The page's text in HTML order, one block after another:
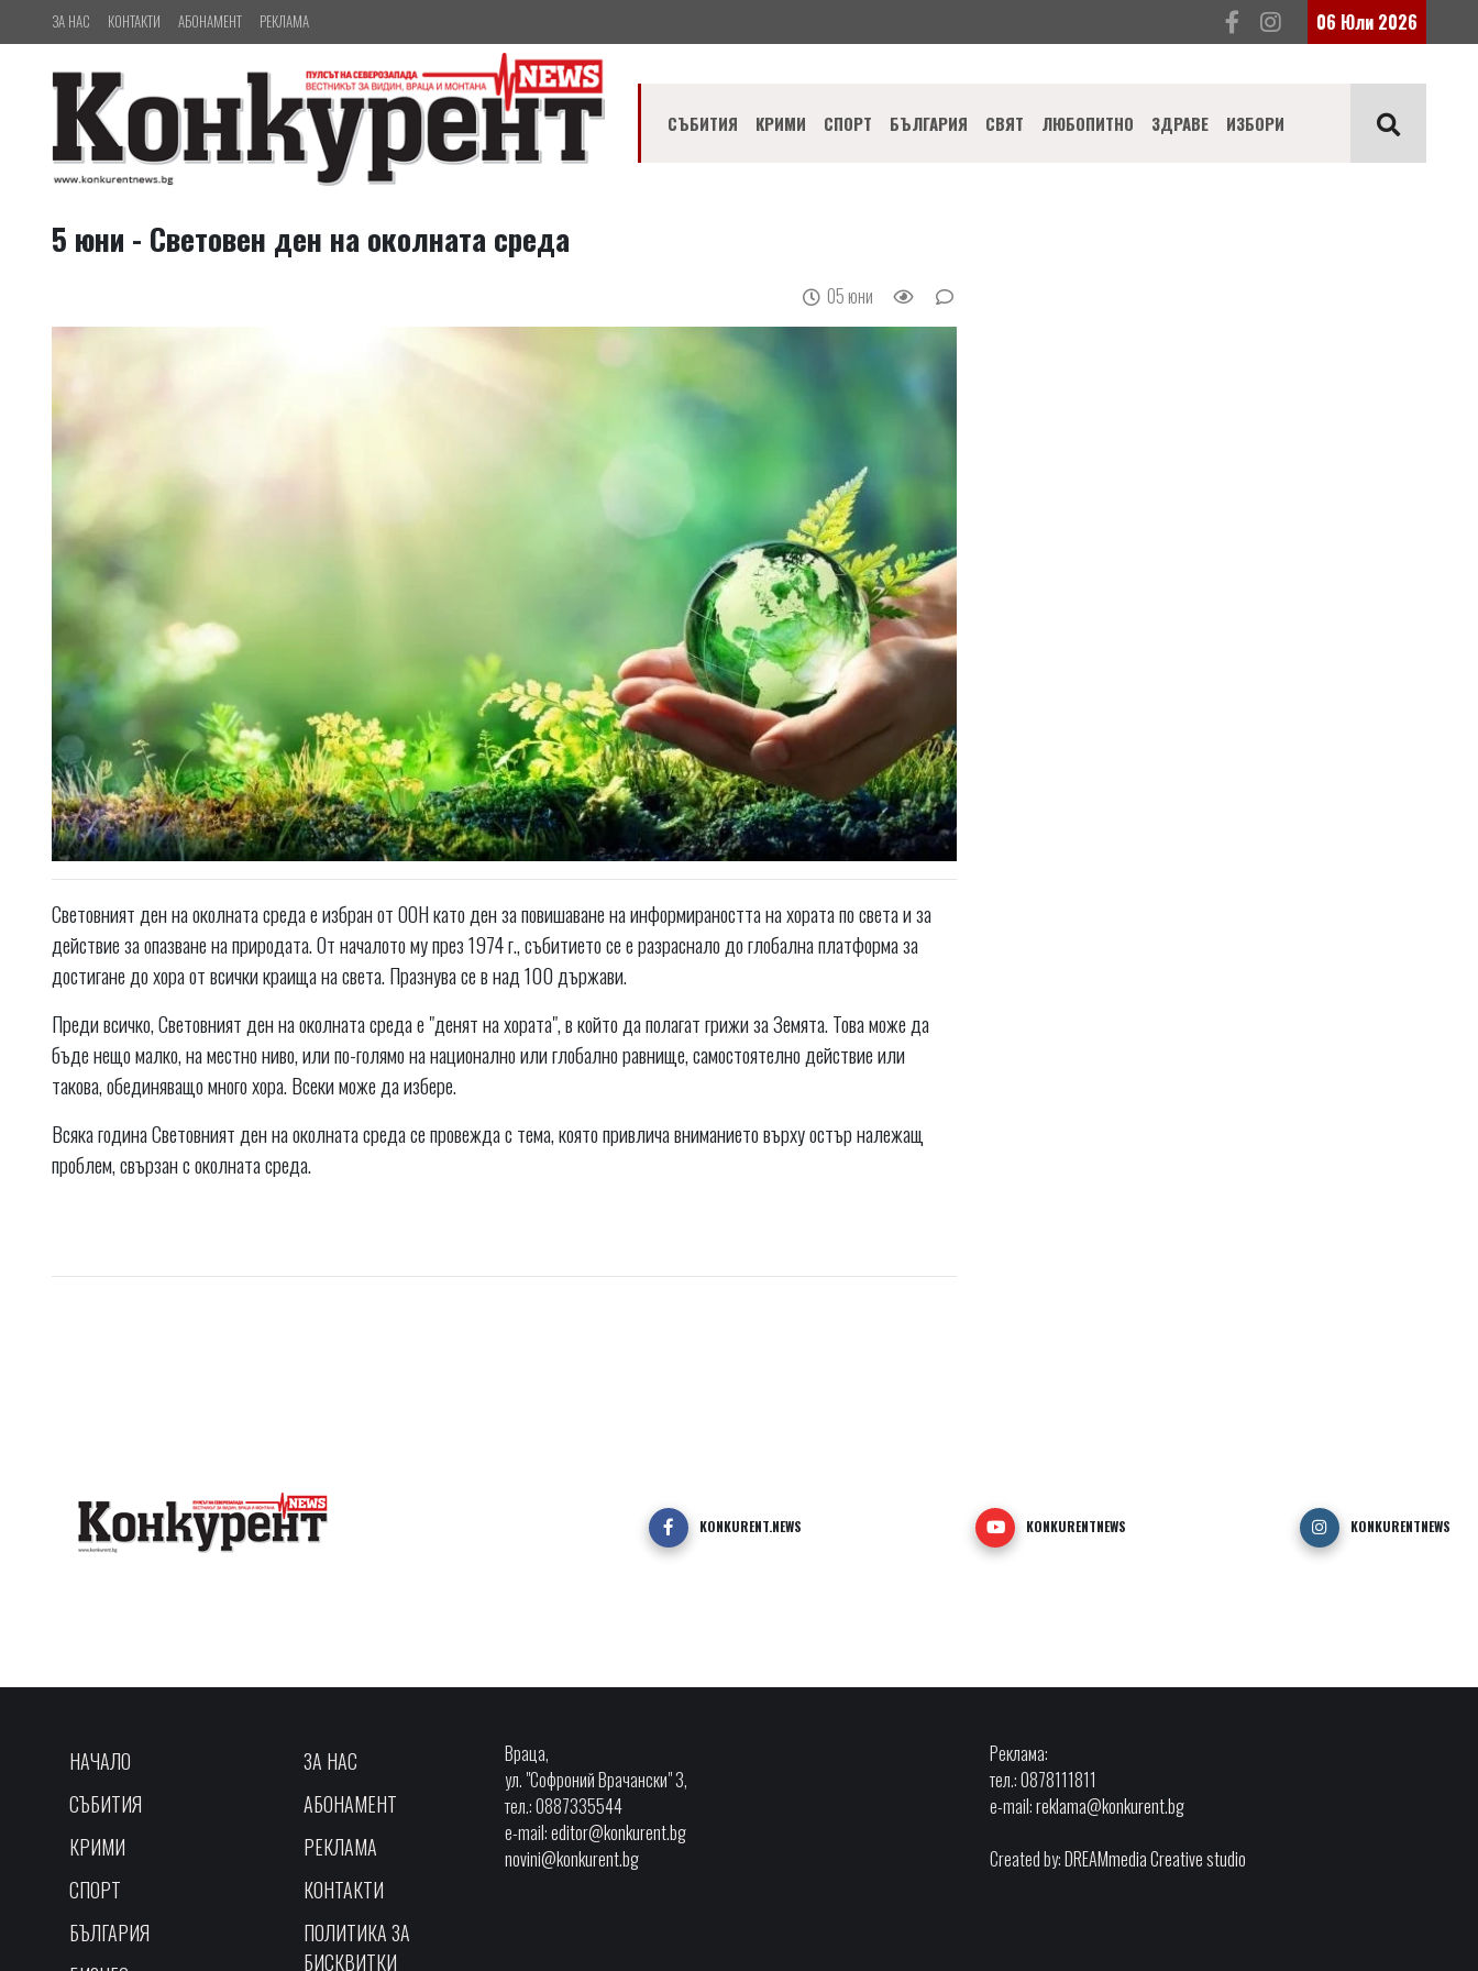
ЗА НАС КОНТАКТИ АБОНАМЕНТ РЕКЛАМА 06 Юли 2026
СЪБИТИЯ КРИМИ СПОРТ БЪЛГАРИЯ СВЯТ ЛЮБОПИТНО ЗДРАВЕ ИЗБОРИ
5 юни - Световен ден на околната среда
05 юни
Световният ден на околната среда е избран от ООН като ден за повишаване на информираността на хората по света и за
действие за опазване на природата. От началото му през 1974 г., събитието се е разраснало до глобална платформа за
достигане до хора от всички краища на света. Празнува се в над 100 държави.
Преди всичко, Световният ден на околната среда е "денят на хората", в който да полагат грижи за Земята. Това може да
бъде нещо малко, на местно ниво, или по-голямо на национално или глобално равнище, самостоятелно действие или
такова, обединяващо много хора. Всеки може да избере.
Всяка година Световният ден на околната среда се провежда с тема, която привлича вниманието върху остър належащ
проблем, свързан с околната среда.
KONKURENT.NEWS KONKURENTNEWS KONKURENTNEWS
НАЧАЛО
СЪБИТИЯ
КРИМИ
СПОРТ
БЪЛГАРИЯ
ЗА НАС
АБОНАМЕНТ
РЕКЛАМА
КОНТАКТИ
ПОЛИТИКА ЗА
БИСКВИТКИ
Враца,
ул. "Софроний Врачански" 3,
тел.: 0887335544
e-mail:editor@konkurent.bg
novini@konkurent.bg
Реклама:
тел.: 0878111811
e-mail:reklama@konkurent.bg
Created by:DREAMmedia Creative studio